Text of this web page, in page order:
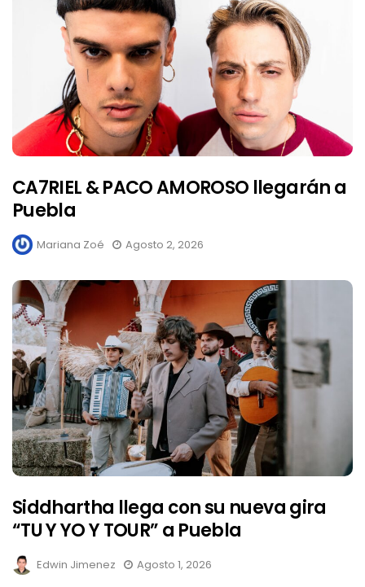
CA7RIEL & PACO AMOROSO llegarán a
Puebla
Mariana Zoé Agosto 2, 2026
Siddhartha llega con su nueva gira
“TU Y YO Y TOUR” a Puebla
Edwin Jimenez Agosto 1, 2026